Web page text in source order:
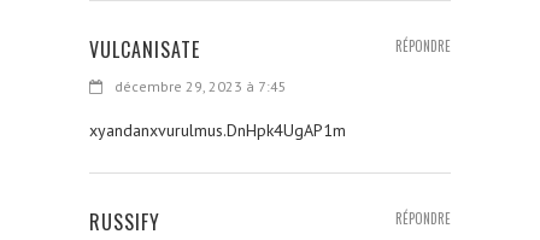
VULCANISATE
décembre 29, 2023 à 7:45
xyandanxvurulmus.DnHpk4UgAP1m
RÉPONDRE
RUSSIFY RÉPONDRE